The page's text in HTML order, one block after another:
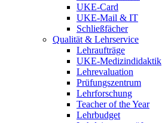
UKE-Card
UKE-Mail & IT
Schließfächer
Qualität & Lehrservice
Lehraufträge
UKE-Medizindidaktik
Lehrevaluation
Prüfungszentrum
Lehrforschung
Teacher of the Year
Lehrbudget